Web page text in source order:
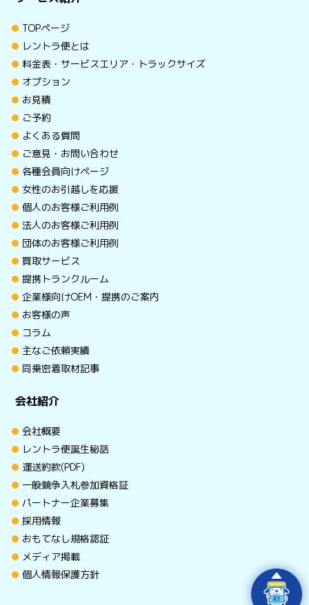
TOPページ
レントラ便とは
料金表・サービスエリア・トラックサイズ
オプション
お見積
ご予約
よくある質問
ご意見・お問い合わせ
各種会員向けページ
女性のお引越しを応援
個人のお客様ご利用例
法人のお客様ご利用例
団体のお客様ご利用例
買取サービス
提携トランクルーム
企業様向けOEM・提携のご案内
お客様の声
コラム
主なご依頼実績
同乗密着取材記事
会社紹介
会社概要
レントラ便誕生秘話
運送約款(PDF)
一般競争入札参加資格証
パートナー企業募集
採用情報
おもてなし規格認証
メディア掲載
個人情報保護方針